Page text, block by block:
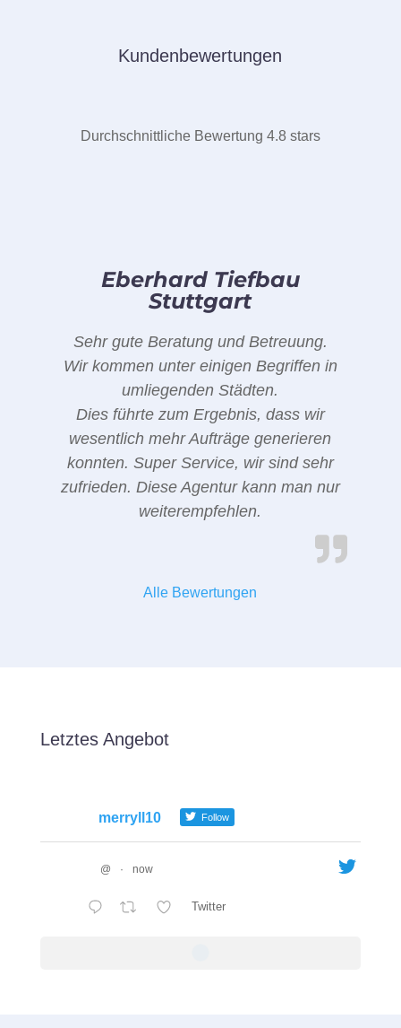
Kundenbewertungen
Durchschnittliche Bewertung 4.8 stars
Eberhard Tiefbau
Stuttgart
Sehr gute Beratung und Betreuung.
Wir kommen unter einigen Begriffen in
umliegenden Städten.
Dies führte zum Ergebnis, dass wir
wesentlich mehr Aufträge generieren
konnten. Super Service, wir sind sehr
zufrieden. Diese Agentur kann man nur
weiterempfehlen.
Alle Bewertungen
Letztes Angebot
merryll10 Follow
@ · now
Twitter